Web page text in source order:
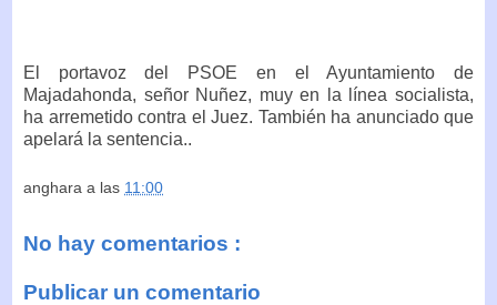
El portavoz del PSOE en el Ayuntamiento de
Majadahonda, señor Nuñez, muy en la línea socialista,
ha arremetido contra el Juez. También ha anunciado que
apelará la sentencia..
anghara a las 11:00
No hay comentarios :
Publicar un comentario